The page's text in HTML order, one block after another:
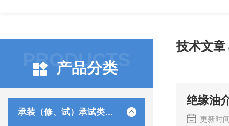
PRODUCTS
产品分类
承装（修、试）承试类仪器
技术文章
绝缘油
更新时